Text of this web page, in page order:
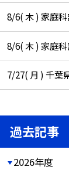
8/6( 木 ) 家庭
8/6( 木 ) 家庭
7/27( 月 ) 千葉
過去記事
2026年度